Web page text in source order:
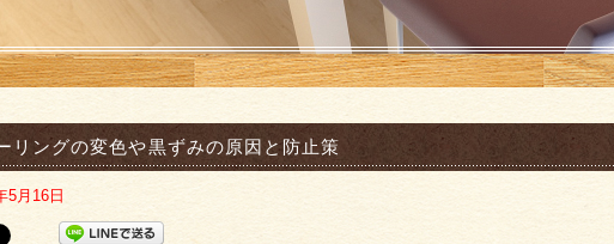
リングの変色や黒ずみの原因と防止策
5月16日